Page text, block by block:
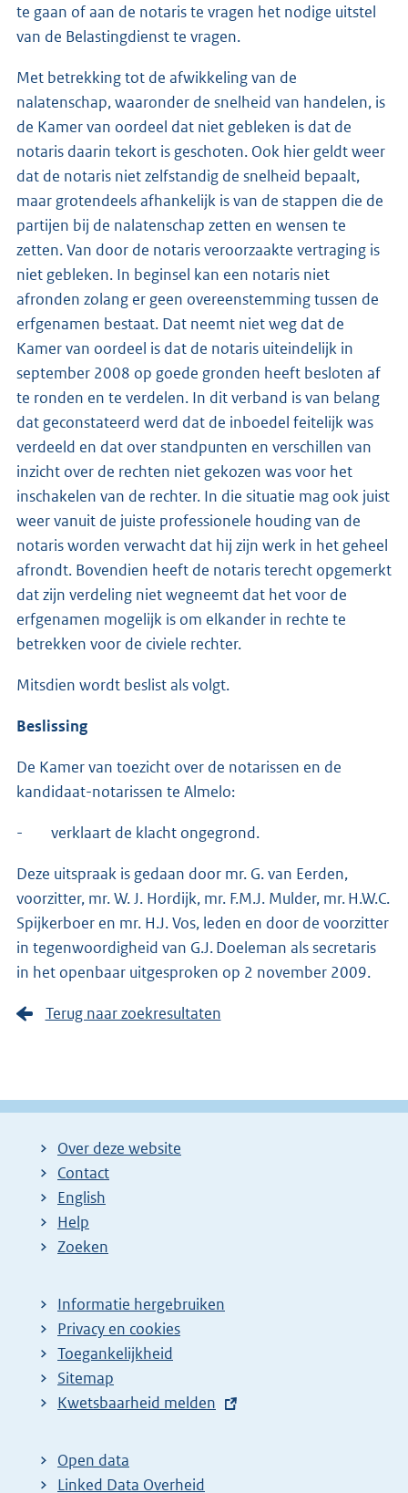
te gaan of aan de notaris te vragen het nodige uitstel
van de Belastingdienst te vragen.
Met betrekking tot de afwikkeling van de
nalatenschap, waaronder de snelheid van handelen, is
de Kamer van oordeel dat niet gebleken is dat de
notaris daarin tekort is geschoten. Ook hier geldt weer
dat de notaris niet zelfstandig de snelheid bepaalt,
maar grotendeels afhankelijk is van de stappen die de
partijen bij de nalatenschap zetten en wensen te
zetten. Van door de notaris veroorzaakte vertraging is
niet gebleken. In beginsel kan een notaris niet
afronden zolang er geen overeenstemming tussen de
erfgenamen bestaat. Dat neemt niet weg dat de
Kamer van oordeel is dat de notaris uiteindelijk in
september 2008 op goede gronden heeft besloten af
te ronden en te verdelen. In dit verband is van belang
dat geconstateerd werd dat de inboedel feitelijk was
verdeeld en dat over standpunten en verschillen van
inzicht over de rechten niet gekozen was voor het
inschakelen van de rechter. In die situatie mag ook juist
weer vanuit de juiste professionele houding van de
notaris worden verwacht dat hij zijn werk in het geheel
afrondt. Bovendien heeft de notaris terecht opgemerkt
dat zijn verdeling niet wegneemt dat het voor de
erfgenamen mogelijk is om elkander in rechte te
betrekken voor de civiele rechter.
Mitsdien wordt beslist als volgt.
Beslissing
De Kamer van toezicht over de notarissen en de
kandidaat-notarissen te Almelo:
- verklaart de klacht ongegrond.
Deze uitspraak is gedaan door mr. G. van Eerden,
voorzitter, mr. W. J. Hordijk, mr. F.M.J. Mulder, mr. H.W.C.
Spijkerboer en mr. H.J. Vos, leden en door de voorzitter
in tegenwoordigheid van G.J. Doeleman als secretaris
in het openbaar uitgesproken op 2 november 2009.
Terug naar zoekresultaten
Over deze website
Contact
English
Help
Zoeken
Informatie hergebruiken
Privacy en cookies
Toegankelijkheid
Sitemap
E
t
e
Kwetsbaarheid melden
Open data
Linked Data Overheid